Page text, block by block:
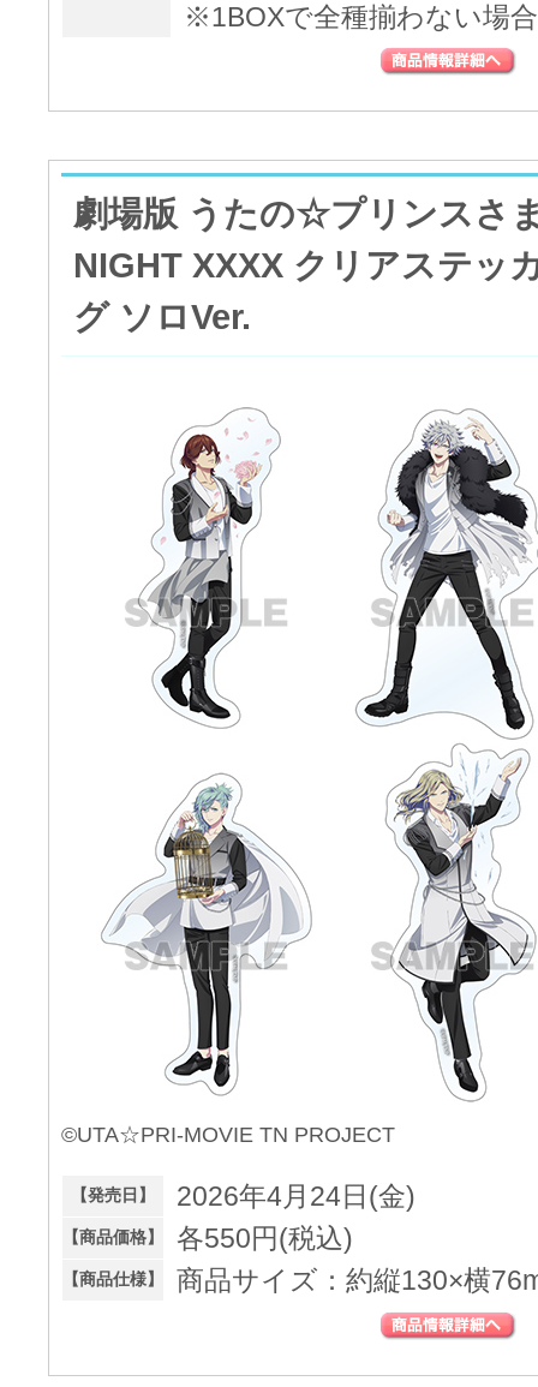
※1BOXで全種揃わない場
劇場版 うたの☆プリンスさ
NIGHT XXXX クリアステッ
グ ソロVer.
©UTA☆PRI-MOVIE TN PROJECT
【発売日】 2026年4月24日(金)
【商品価格】 各550円(税込)
【商品仕様】 商品サイズ：約縦130×横